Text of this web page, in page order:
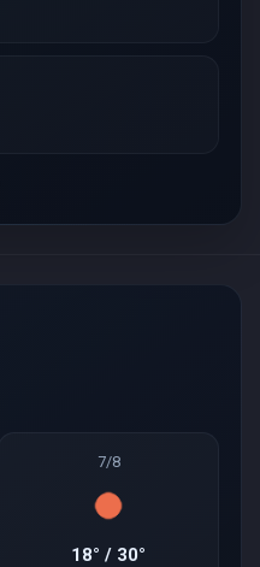
7/8
18° / 30°